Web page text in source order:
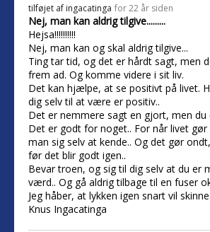
tilføjet af ingacatinga for 22 år siden
Nej, man kan aldrig tilgive.........
Hejsa!!!!!!!!!!
Nej, man kan og skal aldrig tilgive...
Ting tar tid, og det er hårdt sagt, men
frem ad. Og komme videre i sit liv.
Det kan hjælpe, at se positivt på livet.
dig selv til at være er positiv..
Det er nemmere sagt en gjort, men du
Det er godt for noget.. For når livet
man sig selv at kende.. Og det gør
før det blir godt igen..
Bevar troen, og sig til dig selv at du er
værd.. Og gå aldrig tilbage til en fuser
Jeg håber, at lykken igen snart vil
Knus Ingacatinga